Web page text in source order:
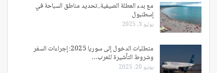
مع بدء العطلة الصيفية..تحديد مناطق السباحة في
إسطنبول
يوليو 3, 2025
متطلبات الدخول إلى سوريا 2025: إجراءات السفر
وشروط التأشيرة للعرب…
يونيو 20, 2025